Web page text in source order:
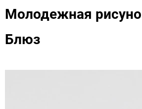
Молодежная
Блюз